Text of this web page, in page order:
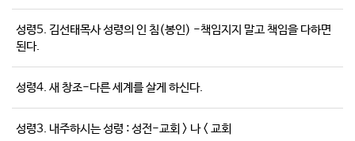
성령5. 김선태목사 성령의 인 침(봉인) -책임지지 말고 책임을 다하면
된다.
성령4. 새 창조-다른 세계를 살게 하신다.
성령3. 내주하시는 성령 : 성전-교회 > 나 < 교회